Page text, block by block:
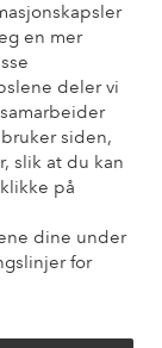
en mer
deler vi
siden,
slik at du kan
på
dine under
for
FAQ. Du finner
oss.